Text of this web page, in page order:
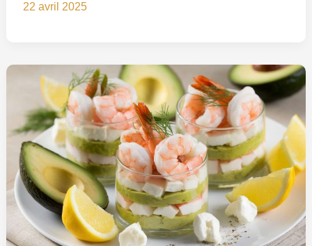
22 avril 2025